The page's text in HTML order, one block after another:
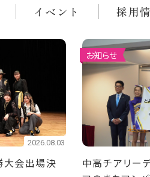
イベント 採用
2026.08.03
会出場決
お知らせ
中高チアリー